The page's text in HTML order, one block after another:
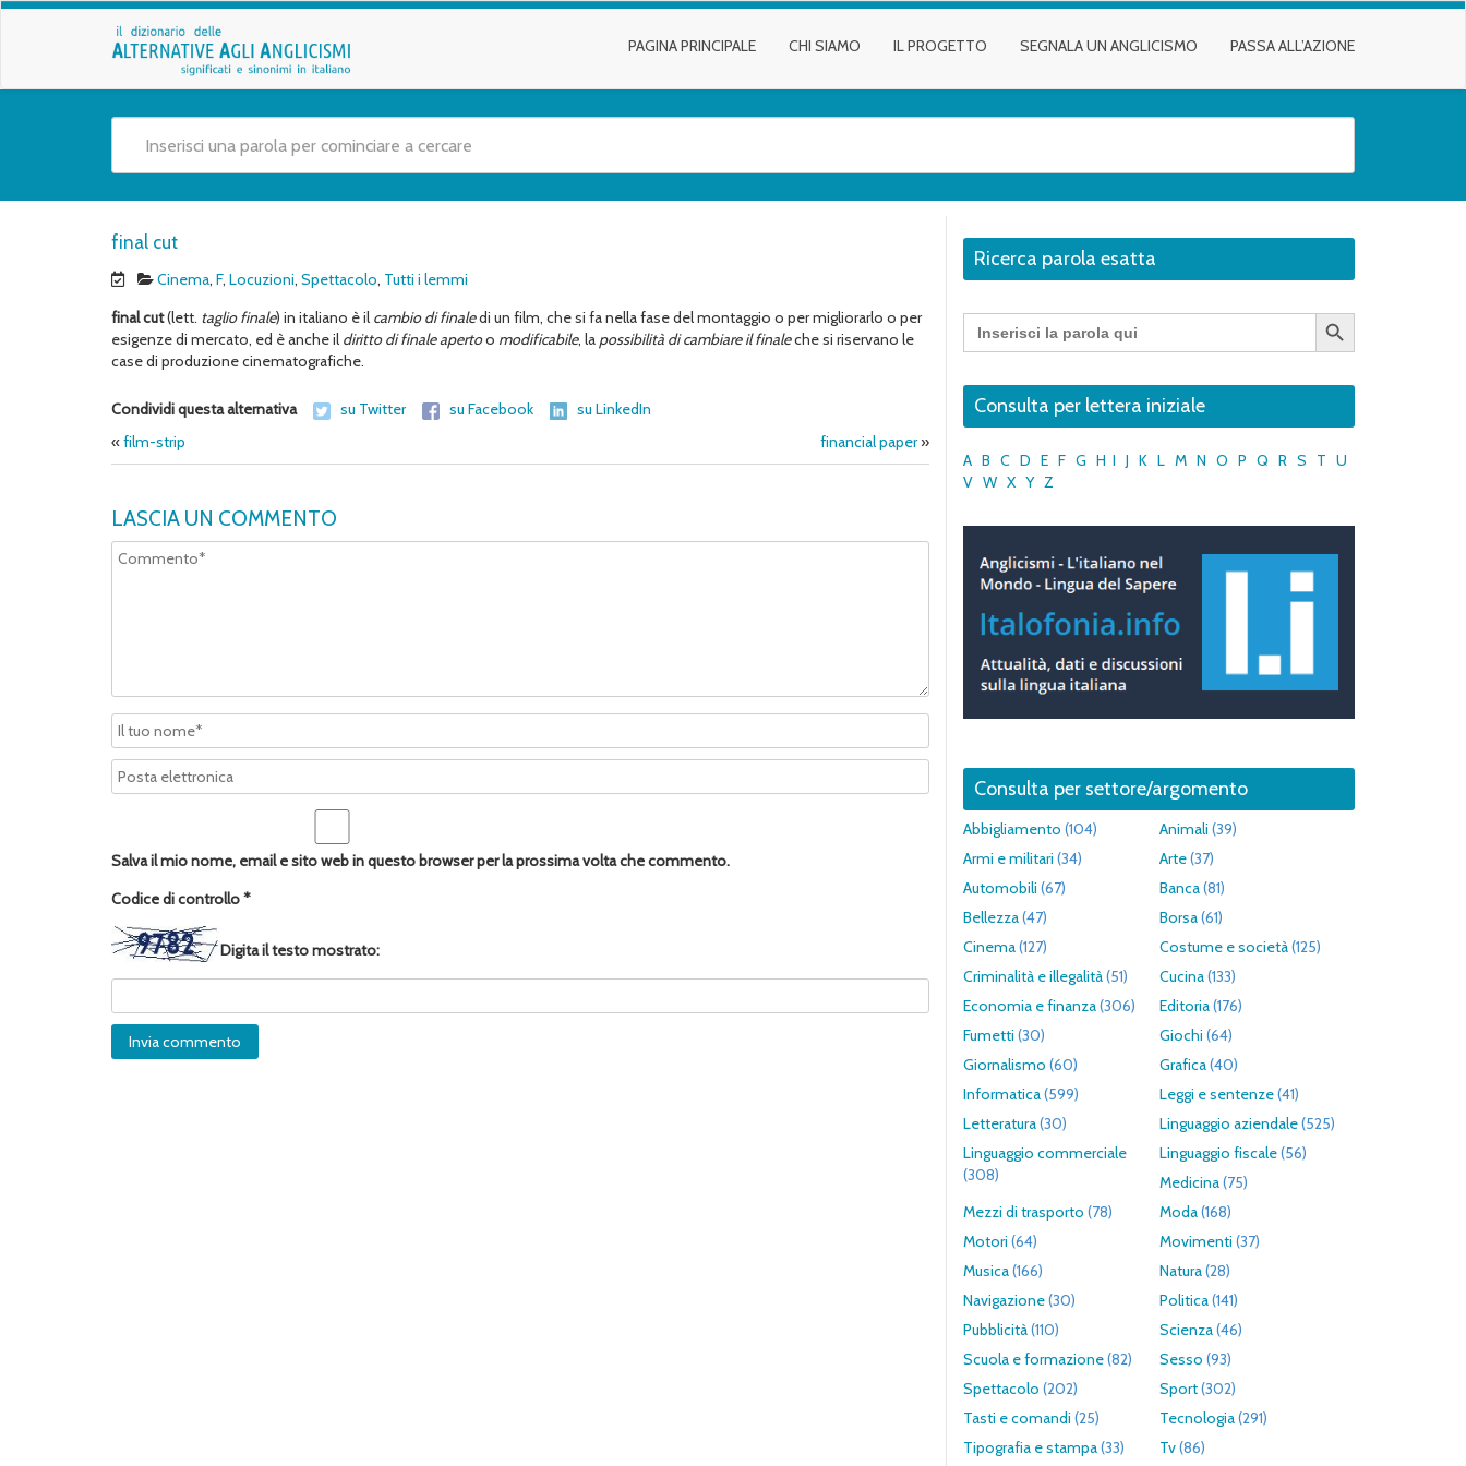
PAGINA PRINCIPALE CHI SIAMO IL PROGETTO SEGNALA UN ANGLICISMO PASSA ALL’AZIONE
final cut
Cinema, F, Locuzioni, Spettacolo, Tutti i lemmi
final cut(lett. taglio finale) in italiano è il cambio di finaledi un film, che si fa nella fase del montaggio o per migliorarlo o per
esigenze di mercato, ed è anche il diritto di finale apertoo modificabile, la possibilità di cambiare il finaleche si riservano le
case di produzione cinematografiche.
Condividi questa alternativa su Twitter su Facebook
su LinkedIn
«film-strip financial paper»
LASCIA UN COMMENTO
Salva il mio nome, email e sito web in questo browser per la prossima volta che commento.
Codice di controllo*
Digita il testo mostrato:
Ricerca parola esatta
Search
for:
Search Button
Consulta per lettera iniziale
A B C D E F G H I J K L M N O P Q R S T U
V W X Y Z
Consulta per settore/argomento
Abbigliamento (104) Animali (39)
Armi e militari (34) Arte(37)
Automobili (67) Banca(81)
Bellezza(47) Borsa(61)
Cinema(127) Costume e società(125)
Criminalità e illegalità(51) Cucina(133)
Economia e finanza(306) Editoria(176)
Fumetti (30) Giochi (64)
Giornalismo (60) Grafica(40)
Informatica(599) Leggi e sentenze(41)
Letteratura(30) Linguaggio aziendale(525)
Linguaggio commerciale
(308)
Linguaggio fiscale(56)
Medicina(75)
Mezzi di trasporto (78) Moda(168)
Motori (64) Movimenti (37)
Musica(166) Natura(28)
Navigazione(30) Politica(141)
Pubblicità(110) Scienza(46)
Scuola e formazione(82) Sesso (93)
Spettacolo (202) Sport(302)
Tasti e comandi (25) Tecnologia(291)
Tipografia e stampa(33) Tv(86)